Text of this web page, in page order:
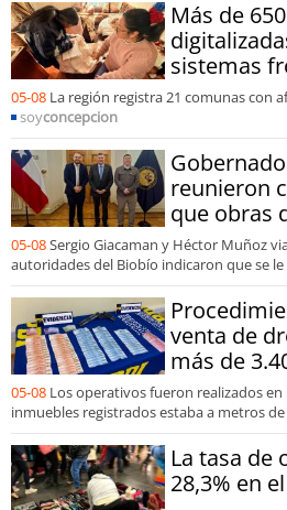
Más de
sistemas
05-08 La región registra 21 comunas con
soyconcepcion
reunieron
que obras
05-08Sergio Giacaman y Héctor Muñoz
autoridades del Biobío indicaron que se
venta de
más de
05-08 Los operativos fueron realizados
inmuebles registrados estaba a metros
La tasa de
28,3% en